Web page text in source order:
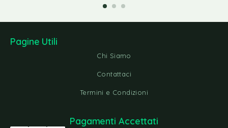
Pagine Utili
Chi Siamo
Contattaci
Termini e Condizioni
Pagamenti Accettati